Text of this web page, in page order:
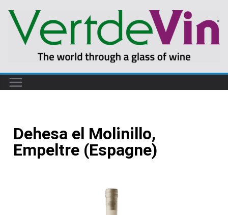
Dehesa el Molinillo,
Empeltre (Espagne)